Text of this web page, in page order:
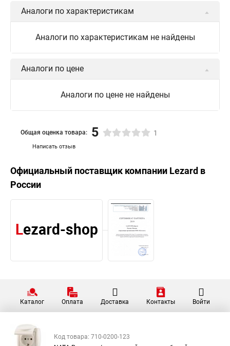
Аналоги по характеристикам
Аналоги по характеристикам не найдены
Аналоги по цене
Аналоги по цене не найдены
Написать отзыв
Общая оценка товара: 5 1
Официальный поставщик компании Lezard в
России
Каталог Оплата Доставка Контакты Войти
Код товара: 710-0200-123